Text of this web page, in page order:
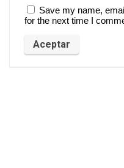
Save my name,
for the next time I